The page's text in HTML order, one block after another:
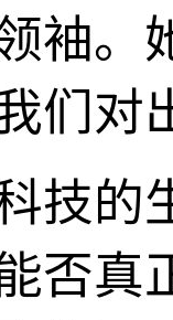
袖。
们对
技的
否真